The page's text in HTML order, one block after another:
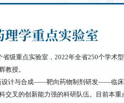
学重点实验室
级重点实验室，2022年全省250个学术
教授。
计与合成——靶向药物制剂研发——临床
叉的创新能力强的科研队伍。目前本重